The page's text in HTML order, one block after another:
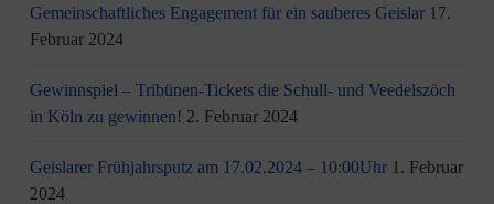
Gemeinschaftliches Engagement für ein sauberes Geislar 17.
Februar 2024
Gewinnspiel – Tribünen-Tickets die Schull- und Veedelszöch
in Köln zu gewinnen! 2. Februar 2024
Geislarer Frühjahrsputz am 17.02.2024 – 10:00Uhr 1. Februar
2024